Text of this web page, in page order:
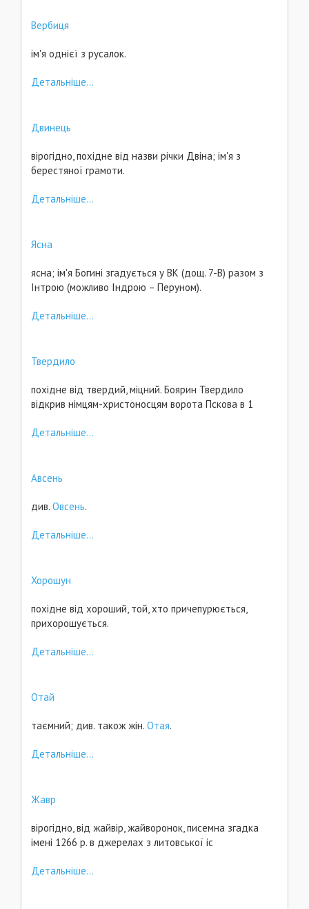
Вербиця
ім'я однієї з русалок.
Детальніше...
Двинець
вірогідно, похідне від назви річки Двіна; ім'я з
берестяної грамоти.
Детальніше...
Ясна
ясна; ім'я Богині згадується у ВК (дощ. 7-В) разом з
Інтрою (можливо Індрою – Перуном).
Детальніше...
Твердило
похідне від твердий, міцний. Боярин Твердило
відкрив німцям-христоносцям ворота Пскова в 1
Детальніше...
Авсень
див. Овсень.
Детальніше...
Хорошун
похідне від хороший, той, хто причепурюється,
прихорошується.
Детальніше...
Отай
таємний; див. також жін. Отая.
Детальніше...
Жавр
вірогідно, від жайвір, жайворонок, писемна згадка
імені 1266 р. в джерелах з литовської іс
Детальніше...